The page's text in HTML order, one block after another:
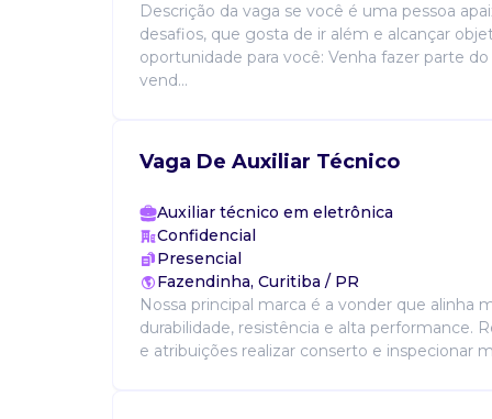
Descrição da vaga se você é uma pessoa
desafios, que gosta de ir além e alcançar
oportunidade para você: Venha fazer parte
vend...
Vaga De Auxiliar Técnico
Auxiliar técnico em eletrônica
Confidencial
Presencial
Fazendinha, Curitiba / PR
Nossa principal marca é a vonder que alinha
durabilidade, resistência e alta performance.
e atribuições realizar conserto e inspecionar